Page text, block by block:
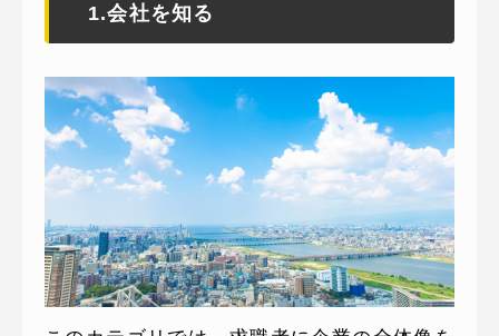
1.会社を知る